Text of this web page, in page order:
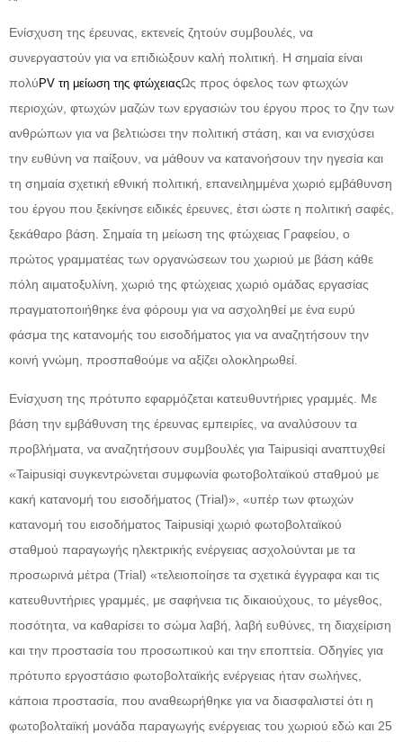
Ενίσχυση της έρευνας, εκτενείς ζητούν συμβουλές, να
συνεργαστούν για να επιδιώξουν καλή πολιτική. Η σημαία είναι
πολύ PV τη μείωση της φτώχειαςΩς προς όφελος των φτωχών
περιοχών, φτωχών μαζών των εργασιών του έργου προς το ζην των
ανθρώπων για να βελτιώσει την πολιτική στάση, και να ενισχύσει
την ευθύνη να παίξουν, να μάθουν να κατανοήσουν την ηγεσία και
τη σημαία σχετική εθνική πολιτική, επανειλημμένα χωριό εμβάθυνση
του έργου που ξεκίνησε ειδικές έρευνες, έτσι ώστε η πολιτική σαφές,
ξεκάθαρο βάση. Σημαία τη μείωση της φτώχειας Γραφείου, ο
πρώτος γραμματέας των οργανώσεων του χωριού με βάση κάθε
πόλη αιματοξυλίνη, χωριό της φτώχειας χωριό ομάδας εργασίας
πραγματοποιήθηκε ένα φόρουμ για να ασχοληθεί με ένα ευρύ
φάσμα της κατανομής του εισοδήματος για να αναζητήσουν την
κοινή γνώμη, προσπαθούμε να αξίζει ολοκληρωθεί.
Ενίσχυση της πρότυπο εφαρμόζεται κατευθυντήριες γραμμές. Με
βάση την εμβάθυνση της έρευνας εμπειρίες, να αναλύσουν τα
προβλήματα, να αναζητήσουν συμβουλές για Taipusiqi αναπτυχθεί
«Taipusiqi συγκεντρώνεται συμφωνία φωτοβολταϊκού σταθμού με
κακή κατανομή του εισοδήματος (Trial)», «υπέρ των φτωχών
κατανομή του εισοδήματος Taipusiqi χωριό φωτοβολταϊκού
σταθμού παραγωγής ηλεκτρικής ενέργειας ασχολούνται με τα
προσωρινά μέτρα (Trial) «τελειοποίησε τα σχετικά έγγραφα και τις
κατευθυντήριες γραμμές, με σαφήνεια τις δικαιούχους, το μέγεθος,
ποσότητα, να καθαρίσει το σώμα λαβή, λαβή ευθύνες, τη διαχείριση
και την προστασία του προσωπικού και την εποπτεία. Οδηγίες για
πρότυπο εργοστάσιο φωτοβολταϊκής ενέργειας ήταν σωλήνες,
κάποια προστασία, που αναθεωρήθηκε για να διασφαλιστεί ότι η
φωτοβολταϊκή μονάδα παραγωγής ενέργειας του χωριού εδώ και 25